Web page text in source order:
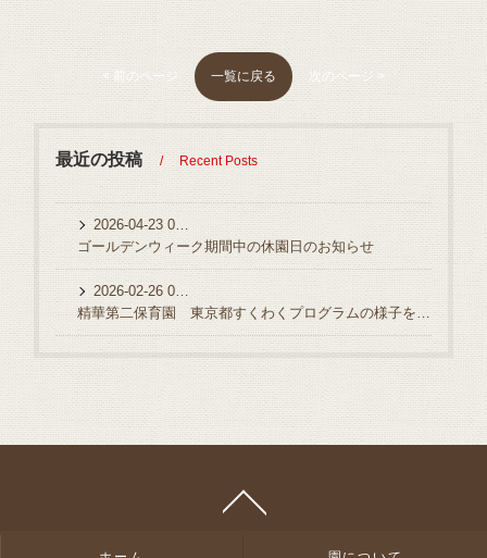
< 前のページ 一覧に戻る 次のページ >
最近の投稿 Recent Posts
2026-04-23 03:14:20 UTC
ゴールデンウィーク期間中の休園日のお知らせ
2026-02-26 03:58:56 UTC
精華第二保育園 東京都すくわくプログラムの様子を公開！